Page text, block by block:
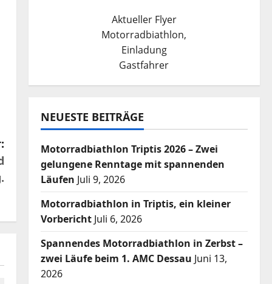
Aktueller Flyer
Motorradbiathlon,
Einladung
Gastfahrer
NEUESTE BEITRÄGE
Motorradbiathlon Triptis 2026 – Zwei
gelungene Renntage mit spannenden
Läufen Juli 9, 2026
Motorradbiathlon in Triptis, ein kleiner
Vorbericht Juli 6, 2026
Spannendes Motorradbiathlon in Zerbst –
zwei Läufe beim 1. AMC Dessau Juni 13,
2026